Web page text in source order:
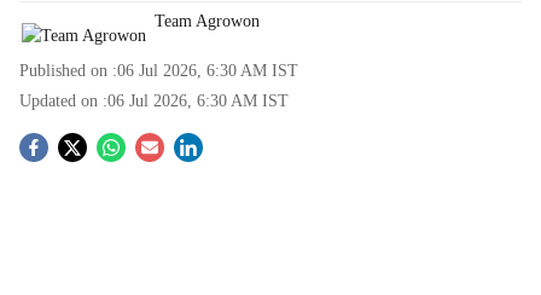
Team Agrowon
Published on :06 Jul 2026, 6:30 AM IST
Updated on :06 Jul 2026, 6:30 AM IST
S